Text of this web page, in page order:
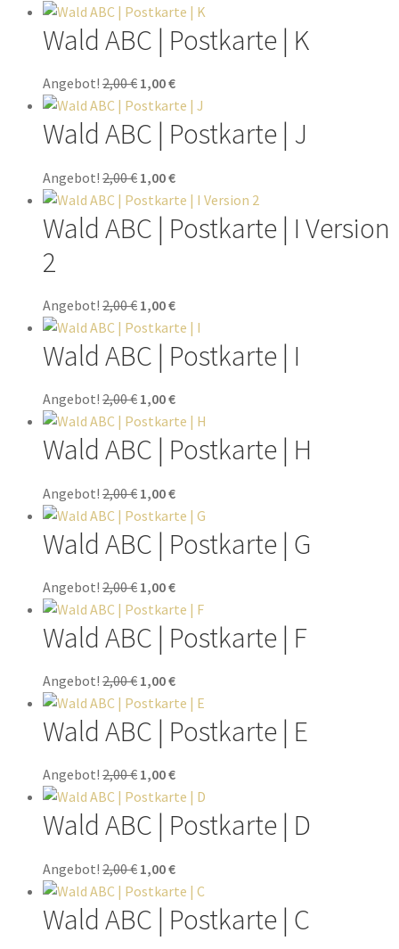
Wald ABC | Postkarte | K
Angebot! 2,00€ 1,00€
Wald ABC | Postkarte | J
Angebot! 2,00€ 1,00€
Wald ABC | Postkarte | I Version
2
Angebot! 2,00€ 1,00€
Wald ABC | Postkarte | I
Angebot! 2,00€ 1,00€
Wald ABC | Postkarte | H
Angebot! 2,00€ 1,00€
Wald ABC | Postkarte | G
Angebot! 2,00€ 1,00€
Wald ABC | Postkarte | F
Angebot! 2,00€ 1,00€
Wald ABC | Postkarte | E
Angebot! 2,00€ 1,00€
Wald ABC | Postkarte | D
Angebot! 2,00€ 1,00€
Wald ABC | Postkarte | C